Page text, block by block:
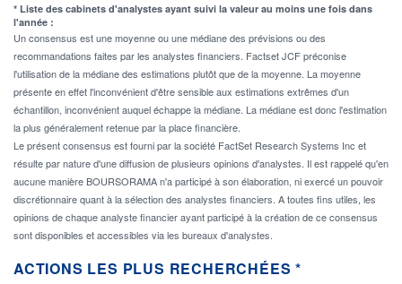
* Liste des cabinets d'analystes ayant suivi la valeur au moins une fois dans
l'année :
Un consensus est une moyenne ou une médiane des prévisions ou des
recommandations faites par les analystes financiers. Factset JCF préconise
l'utilisation de la médiane des estimations plutôt que de la moyenne. La moyenne
présente en effet l'inconvénient d'être sensible aux estimations extrêmes d'un
échantillon, inconvénient auquel échappe la médiane. La médiane est donc l'estimation
la plus généralement retenue par la place financière.
Le présent consensus est fourni par la société FactSet Research Systems Inc et
résulte par nature d'une diffusion de plusieurs opinions d'analystes. Il est rappelé qu'en
aucune manière BOURSORAMA n'a participé à son élaboration, ni exercé un pouvoir
discrétionnaire quant à la sélection des analystes financiers. A toutes fins utiles, les
opinions de chaque analyste financier ayant participé à la création de ce consensus
sont disponibles et accessibles via les bureaux d'analystes.
ACTIONS LES PLUS RECHERCHÉES *